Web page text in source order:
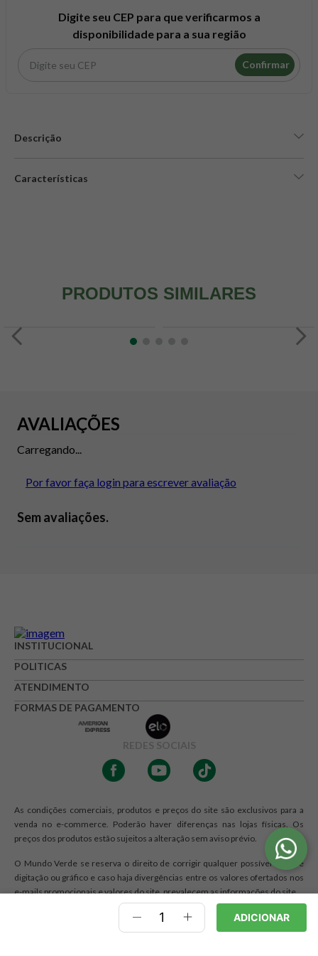
Digite seu CEP para que verificarmos a
disponibilidade para a sua região
Confirmar
Descrição
Características
ADICIONAR
PRODUTOS SIMILARES
AVALIAÇÕES
Carregando...
Por favor faça login para escrever avaliação
Sem avaliações.
INSTITUCIONAL
POLITICAS
ATENDIMENTO
FORMAS DE PAGAMENTO
REDES SOCIAIS
As condições comerciais, produtos e preços do site são exclusivos para a
venda no e-commerce. Poderão haver diferenças nas lojas físicas. Os
preços dos produtos estão sujeitos a alteração sem aviso prévio.
O Mundo Verde se reserva o direito de corrigir qualquer possível erro de
digitação ou gráfico e caso haja divergências entre os valores ofertados nos
e-mails promocionais e valores do site, prevalecem as informações do site.
Razão Social: RJA - COMERCIO DE PRODUTOS NATURAIS LTDA. | CNPJ:
12.328.467/0001-44 | Endereço: R Maria Monteiro, 1476, Cambuí,
psyllium